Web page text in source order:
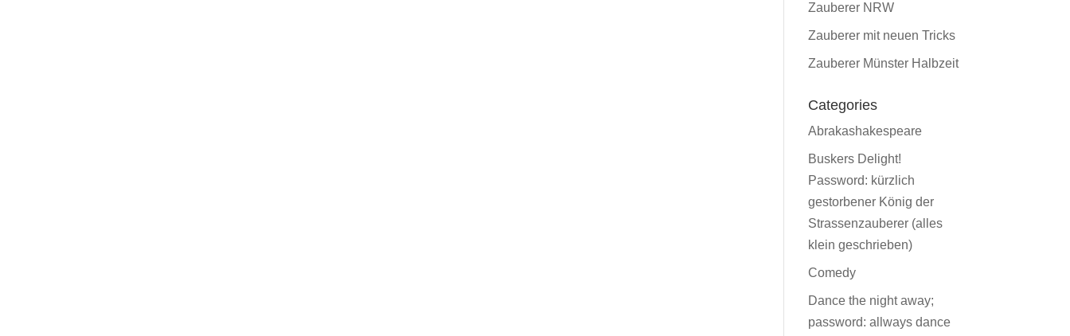
Zauberer NRW
Zauberer mit neuen Tricks
Zauberer Münster Halbzeit
Categories
Abrakashakespeare
Buskers Delight!
Password: kürzlich
gestorbener König der
Strassenzauberer (alles
klein geschrieben)
Comedy
Dance the night away;
password: allways dance